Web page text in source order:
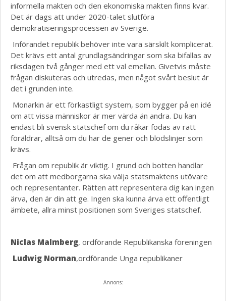
informella makten och den ekonomiska makten finns kvar.
Det är dags att under 2020-talet slutföra
demokratiseringsprocessen av Sverige.
Införandet republik behöver inte vara särskilt komplicerat.
Det krävs ett antal grundlagsändringar som ska bifallas av
riksdagen två gånger med ett val emellan. Givetvis måste
frågan diskuteras och utredas, men något svårt beslut är
det i grunden inte.
Monarkin är ett förkastligt system, som bygger på en idé
om att vissa människor är mer värda än andra. Du kan
endast bli svensk statschef om du råkar födas av rätt
föräldrar, alltså om du har de gener och blodslinjer som
krävs.
Frågan om republik är viktig. I grund och botten handlar
det om att medborgarna ska välja statsmaktens utövare
och representanter. Rätten att representera dig kan ingen
ärva, den är din att ge. Ingen ska kunna ärva ett offentligt
ämbete, allra minst positionen som Sveriges statschef.
Niclas Malmberg, ordförande Republikanska föreningen
Ludwig Norman,ordförande Unga republikaner
Annons: